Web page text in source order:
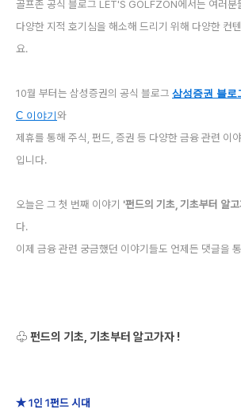
골프존 공식 블로그 LET'S GOLFZON에서는 여러분
다양한 지적 호기심을 해소해 드리기 위해 다양한 컨
요.
10월 부터는 삼성증권의 공식 블로그 삼성증권 블로
C 이야기와
제휴를 통해 주식, 펀드, 증권 등 다양한 금융 관련 이
입니다.
오늘은 그 첫 번째 이야기 '펀드의 기초, 기초부터 알
다.
이제 금융 관련 궁금했던 이야기들도 언제든 댓글을
♧ 펀드의 기초, 기초부터 알고가자 !
★ 1인 1펀드 시대